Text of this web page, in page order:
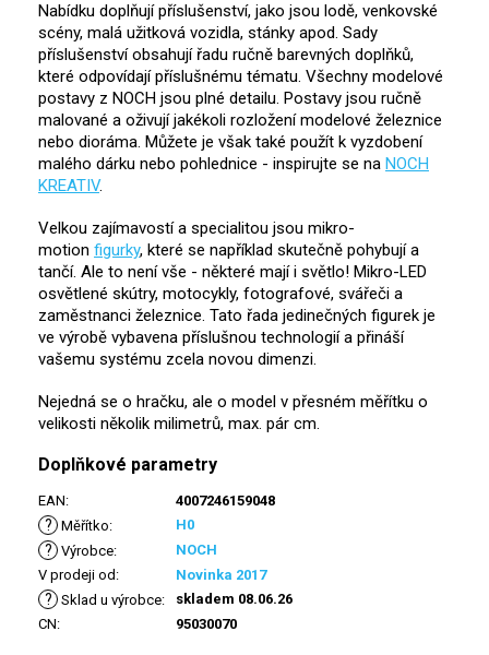
Nabídku doplňují příslušenství, jako jsou lodě, venkovské
scény, malá užitková vozidla, stánky apod. Sady
příslušenství obsahují řadu ručně barevných doplňků,
které odpovídají příslušnému tématu. Všechny modelové
postavy z NOCH jsou plné detailu. Postavy jsou ručně
malované a oživují jakékoli rozložení modelové železnice
nebo dioráma. Můžete je však také použít k vyzdobení
malého dárku nebo pohlednice - inspirujte se na NOCH
KREATIV.
Velkou zajímavostí a specialitou jsou mikro-
motion figurky, které se například skutečně pohybují a
tančí. Ale to není vše - některé mají i světlo! Mikro-LED
osvětlené skútry, motocykly, fotografové, svářeči a
zaměstnanci železnice. Tato řada jedinečných figurek je
ve výrobě vybavena příslušnou technologií a přináší
vašemu systému zcela novou dimenzi.
Nejedná se o hračku, ale o model v přesném měřítku o
velikosti několik milimetrů, max. pár cm.
Doplňkové parametry
EAN: 4007246159048
? Měřítko: H0
? Výrobce:
NOCH
V prodeji od : Novinka 2017
? Sklad u výrobce:
skladem 08.06.26
CN: 95030070